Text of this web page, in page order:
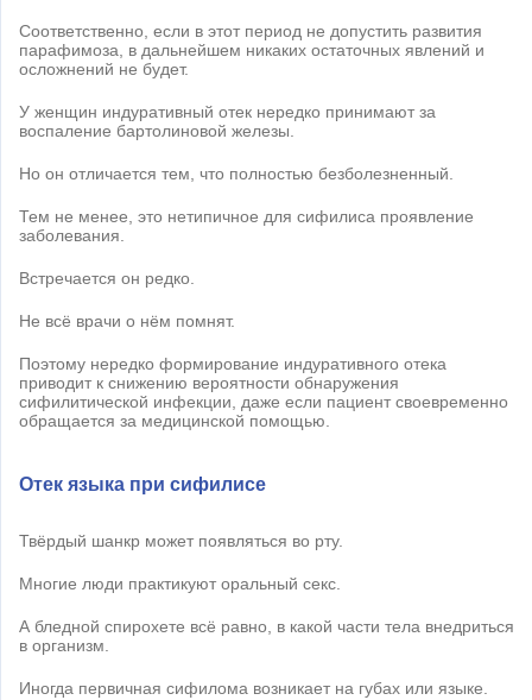
Соответственно, если в этот период не допустить развития
парафимоза, в дальнейшем никаких остаточных явлений и
осложнений не будет.
У женщин индуративный отек нередко принимают за
воспаление бартолиновой железы.
Но он отличается тем, что полностью безболезненный.
Тем не менее, это нетипичное для сифилиса проявление
заболевания.
Встречается он редко.
Не всё врачи о нём помнят.
Поэтому нередко формирование индуративного отека
приводит к снижению вероятности обнаружения
сифилитической инфекции, даже если пациент своевременно
обращается за медицинской помощью.
Отек языка при сифилисе
Твёрдый шанкр может появляться во рту.
Многие люди практикуют оральный секс.
А бледной спирохете всё равно, в какой части тела внедриться
в организм.
Иногда первичная сифилома возникает на губах или языке.